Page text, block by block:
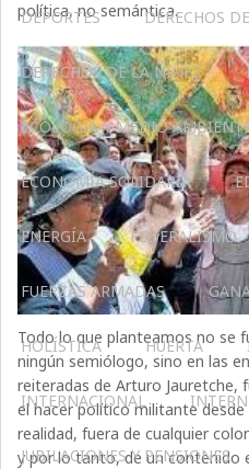
DEPORTES DERECHOS
DERECHOS DE LA NIÑEZ
ECOLOGÍA Y MEDIO
ECONOMÍA SOLIDARIA
ENERGÍA FEDERALISMO
FUERZAS ARMADAS
HOLÍSTICA HUERTA
INTERNACIONAL
JUBILACIONES Y PENSIONES
política, no semántica.
Todo lo que planteamos no se
ningún semiólogo, sino en las
reiteradas de Arturo Jauretche,
el hacer político militante
realidad, fuera de cualquier
y por lo tanto, de un contenido